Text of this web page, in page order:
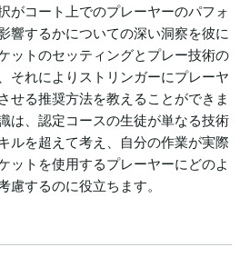
がコート上でのプレーヤーのパフォ
響するかについての深い洞察を彼に
ットのセッティングとプレー技術の
それによりストリンガーにプレーヤ
せる推奨方法を教えることができま
は、認定コースの生徒が単なる技術
ルを超えて考え、自分の作業が実際
ットを使用するプレーヤーにどのよ
慮するのに役立ちます。